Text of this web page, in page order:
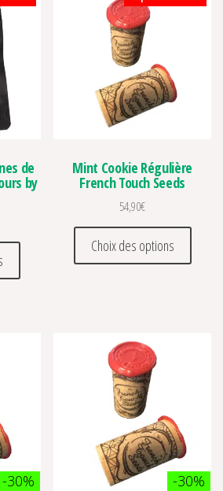
de
by
Ce produit a plusieurs variations. Les
Mint Cookie Régulière
French Touch Seeds
54,90€
Choix des options
Ce
-30% -30%